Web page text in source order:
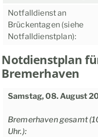
Notfalldienst an
Brückentagen (siehe
Notfalldienstplan):
Notdienstplan
Bremerhaven
Samstag, 08. August
Bremerhaven gesamt
Uhr.):